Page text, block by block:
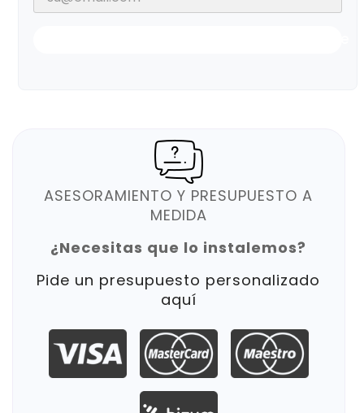
ASESORAMIENTO Y PRESUPUESTO A
MEDIDA
¿Necesitas que lo instalemos?
Pide un presupuesto personalizado
aquí